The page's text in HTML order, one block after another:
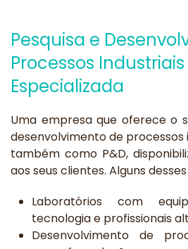
Pesquisa e
Processos
Especializada
Uma empresa que oferece o
desenvolvimento de processos
também como P&D,
aos seus clientes. Alguns
Laboratórios com
tecnologia e profissionais
Desenvolvimento de